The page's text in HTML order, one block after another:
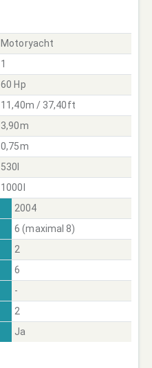
Motoryacht
1
60 Hp
11,40m / 37,40ft
3,90m
0,75m
530l
1000l
2004
6 (maximal 8)
2
6
-
2
Ja